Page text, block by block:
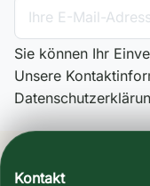
Sie können Ihr
Unsere
Kontakt